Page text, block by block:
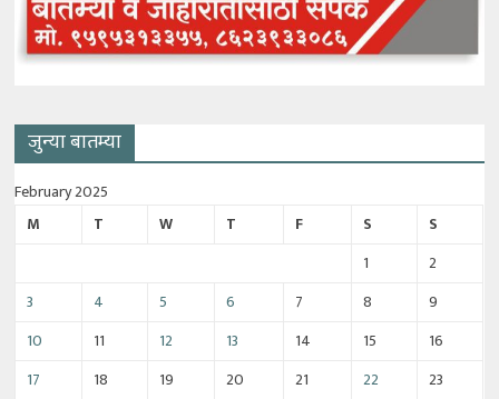
जुन्या बातम्या
February 2025
M
T W T F S
S
1
2
3
4 5 6 7 8
9
10
11 12 13 14 15
16
17
18 19 20 21 22 23